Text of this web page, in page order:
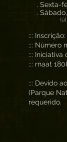
. Sexta-
. Sábado,
:::
::: Número
:::
::: rnaat
::: Devido
(Parque
requerido.